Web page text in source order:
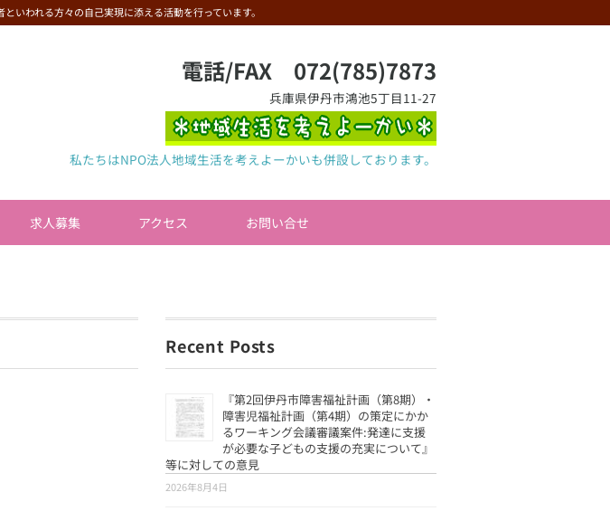
いわれる方々の自己実現に添える活動を行っています。
電話/FAX 072(785)7873
兵庫県伊丹市鴻池5丁目11-27
私たちはNPO法人地域生活を考えよーかいも併設しております。
求人募集 アクセス お問い合せ
Recent Posts
『第2回伊丹市障害福祉計画（第8期）・
障害児福祉計画（第4期）の策定にかか
るワーキング会議審議案件:発達に支援
が必要な子どもの支援の充実について』
等に対しての意見
2026年8月4日